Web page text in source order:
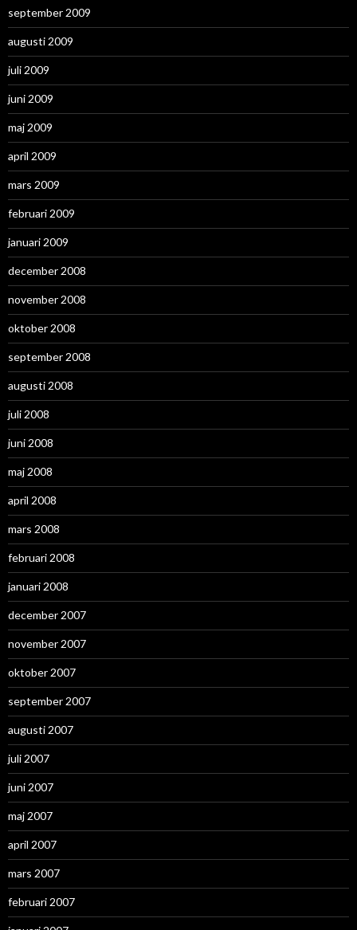
september 2009
augusti 2009
juli 2009
juni 2009
maj 2009
april 2009
mars 2009
februari 2009
januari 2009
december 2008
november 2008
oktober 2008
september 2008
augusti 2008
juli 2008
juni 2008
maj 2008
april 2008
mars 2008
februari 2008
januari 2008
december 2007
november 2007
oktober 2007
september 2007
augusti 2007
juli 2007
juni 2007
maj 2007
april 2007
mars 2007
februari 2007